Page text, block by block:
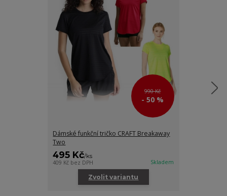
990 Kč
- 50 %
Dámské funkční tričko CRAFT Breakaway
Two
495 Kč/ks
409 Kč bez DPH Skladem
Zvolit variantu